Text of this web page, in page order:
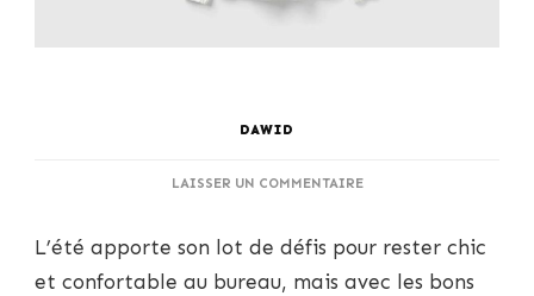
DAWID
LAISSER UN COMMENTAIRESUR
L’ÉTÉ
L’été apporte son lot de défis pour rester chic
et confortable au bureau, mais avec les bons